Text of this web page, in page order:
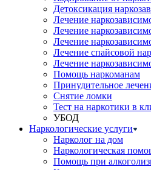
Детоксикация
Лечение
Лечение
Лечение
Лечение спайсовой
Лечение
Помощь наркоманам
Принудительное
Снятие ломки
Тест на наркотики в
УБОД
Наркологические услуги
Нарколог на дом
Наркологическая
Помощь при